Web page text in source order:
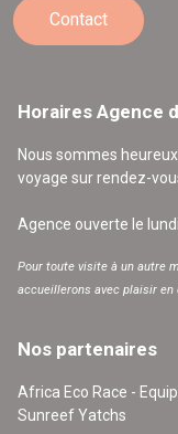
Contact
Horaires Agence
Nous sommes
voyage sur rendez-
Agence ouverte le
Pour toute visite à un autre
accueillerons avec plaisir en
Nos partenaires
Africa Eco Race -
Sunreef Yatchs